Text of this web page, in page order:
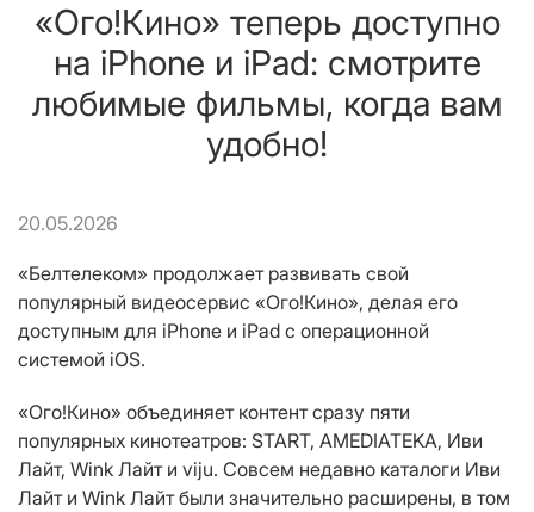
«Ого!Кино» теперь доступно
на iPhone и iPad: смотрите
любимые фильмы, когда вам
удобно!
20.05.2026
«Белтелеком» продолжает развивать свой
популярный видеосервис «Ого!Кино», делая его
доступным для iPhone и iPad с операционной
системой iOS.
«Ого!Кино» объединяет контент сразу пяти
популярных кинотеатров: START, AMEDIATEKA, Иви
Лайт, Wink Лайт и viju. Совсем недавно каталоги Иви
Лайт и Wink Лайт были значительно расширены, в том